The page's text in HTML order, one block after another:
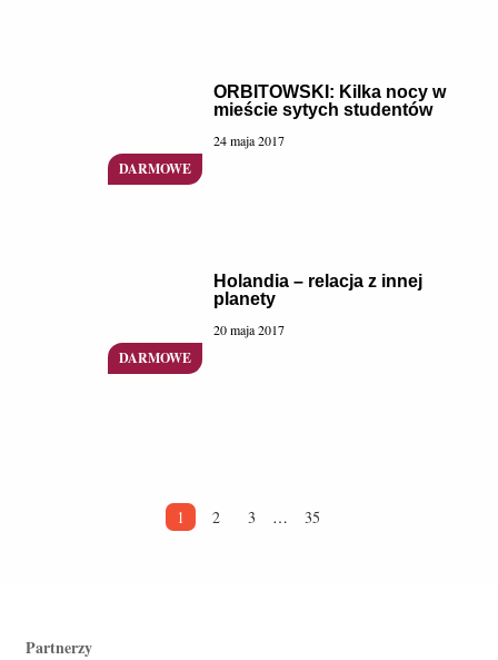
ORBITOWSKI: Kilka nocy w
mieście sytych studentów
24 maja 2017
Holandia – relacja z innej
planety
20 maja 2017
1 2 3 … 35
Partnerzy